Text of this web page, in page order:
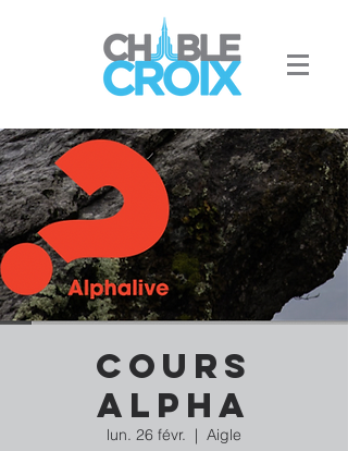
Cours
Alpha
lun. 26 févr.
  |
Aigle